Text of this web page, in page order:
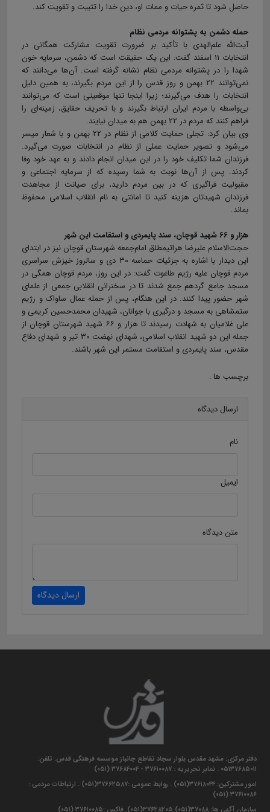
حاصل شود تا ثمره حیات و ممات او، دین خدا را تثبیت و تقویت کند.
حمله دشمن به پشتوانه مردمی نظام
آیت‌الله علم‌الهدی با تأکید بر ضرورت تقویت مشارکت همگانی در
انتخابات ۱۱ اسفند گفت: این یک حقیقت است که دشمن، سرمایه خون
شهدا را در پشتوانه مردمی نظام نشانه گرفته است. آن‌ها می‌دانند که
نمی‌توانند ۲۲ بهمن و روز قدس را از این مردم بگیرند، به همین دلیل
انتخابات را هدف می‌گیرند؛ زیرا اینجا تنها موقعیتی است که می‌توانند
بی‌واسطه با مردم ایران ارتباط بگیرند و با تحریف حقایق، زمینه‌ای را
فراهم کنند که مردم در ۲۲ بهمن هم به میدان نیایند.
وی بیان کرد: تجلی حمایت کلامی از نظام در ۲۲ بهمن و با شعار میسر
می‌شود و تصویر حمایت عملی از نظام در انتخابات صورت می‌گیرد.
فرزندان شما تکلیف خود را در این میدان انجام دادند و به عهد خود وفا
کردند. پس از آن‌ها نوبت به شما رسیده که از سرمایه اجتماعی و
مقبولیت فراگیری که در بین مردم دارید، برای صیانت از مجاهدت
فرزندان شهیدتان هزینه کنید تا امانتی به نام انقلاب اسلامی محفوظ
بماند.
هزار و ۶۶ شهید قوچان، سند پایمردی و استقامت این شهر
حجت‌الاسلام علیرضا هراتی‎مطلق امام‌جمعه شهرستان قوچان نیز در ابتدای
این دیدار با اشاره به جزئیات حماسه ۳۰ دی و سالروز خیزش سراسری
مردم قوچان علیه رژیم طاغوت گفت: در این روز، مردم قوچان همگی در
مسجد جامع گردهم جمع شدند تا در سخنرانی انقلابی جمعی از علمای
شهر حضور پیدا کنند. در این هنگام، پس از حمله عمال ساواک و رژیم
ستمشاهی به مسجد و درگیری با جوانان، شهیدان محمدحسین کریمی و
علی غلامیان به شهادت رسیدند تا هزار و ۶۶ شهید شهرستان قوچان از
جمله این دو شهید انقلاب اسلامی، شهدای نهضت ۳۰ تیر و شهدای دفاع
مقدس، سند پایمردی و استقامت مستمر این شهر باشند.
برچسب ها :
ارسال دیدگاه
نام
ایمیل
متن دیدگاه
ارسال دیدگاه
دفتر مرکزی: مشهد مقدس بلوار سجاد تقاطع جانباز موسسه فرهنگی قدس. تلفن:
۰۵۱۳۷۶۸۵۰۱۱ . نمابر تحریریه : ۳۷۶۱۰۰۸۷ - ۳۷۶۸۴۰۰۴ (۰۵۱)
امور مشترکین: ۳۷۶۱۸۰۴۴(۰۵۱) . روابط عمومی :۳۷۶۶۲۵۸۷(۰۵۱) . ارتباطات مردمی :
۳۷۶۱۰۰۸۶ (۰۵۱)